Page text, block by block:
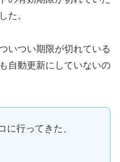
た。
いつい期限が切れている
自動更新にしていないの
に行ってきた、